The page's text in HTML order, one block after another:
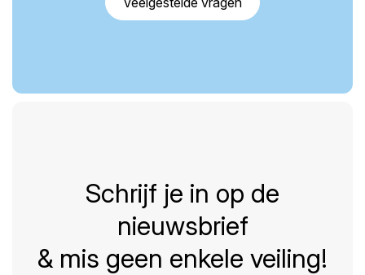
Schrijf je in op de
nieuwsbrief
& mis geen enkele veiling!